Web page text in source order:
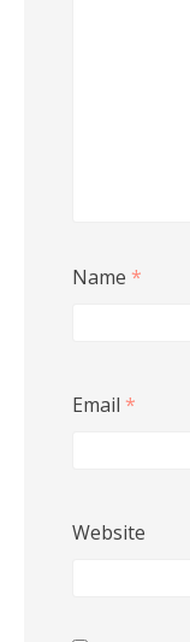
Name *
Email *
Website